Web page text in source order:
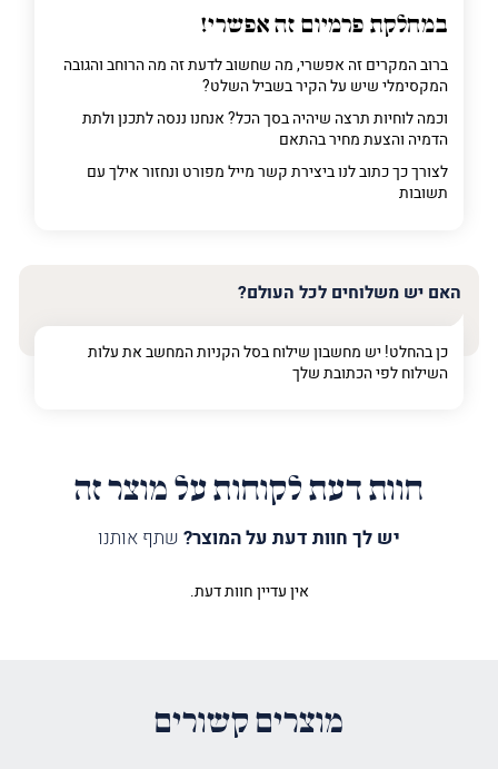
במחלקת פרמיום זה אפשרי!
ברוב המקרים זה אפשרי, מה שחשוב לדעת זה מה הרוחב והגובה
המקסימלי שיש על הקיר בשביל השלט?
וכמה לוחיות תרצה שיהיה בסך הכל? אנחנו ננסה לתכנן ולתת
הדמיה והצעת מחיר בהתאם
לצורך כך כתוב לנו ביצירת קשר מייל מפורט ונחזור אילך עם
תשובות
האם יש משלוחים לכל העולם?
כן בהחלט! יש מחשבון שילוח בסל הקניות המחשב את עלות
השילוח לפי הכתובת שלך
חוות דעת לקוחות על מוצר זה
יש לך חוות דעת על המוצר? שתף אותנו
אין עדיין חוות דעת.
מוצרים קשורים